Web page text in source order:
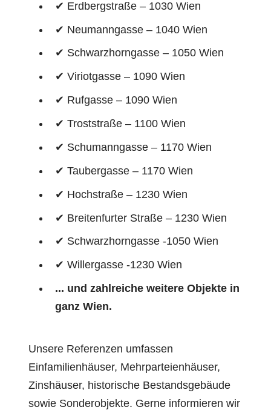
✔ Erdbergstraße – 1030 Wien
✔ Neumanngasse – 1040 Wien
✔ Schwarzhorngasse – 1050 Wien
✔ Viriotgasse – 1090 Wien
✔ Rufgasse – 1090 Wien
✔ Troststraße – 1100 Wien
✔ Schumanngasse – 1170 Wien
✔ Taubergasse – 1170 Wien
✔ Hochstraße – 1230 Wien
✔ Breitenfurter Straße – 1230 Wien
✔ Schwarzhorngasse -1050 Wien
✔ Willergasse -1230 Wien
... und zahlreiche weitere Objekte in
ganz Wien.
Unsere Referenzen umfassen
Einfamilienhäuser, Mehrparteienhäuser,
Zinshäuser, historische Bestandsgebäude
sowie Sonderobjekte. Gerne informieren wir